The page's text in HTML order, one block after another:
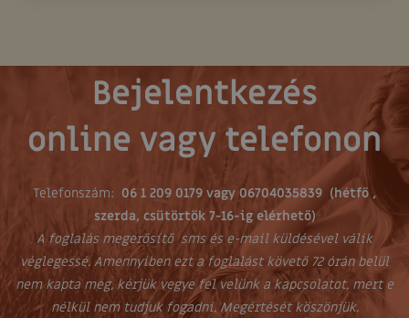
Bejelentkezés
online vagy telefonon
Telefonszám: 06 1 209 0179 vagy 06704035839 (hétfő ,
szerda, csütörtök 7-16-ig elérhető)
A foglalás megerősítő sms és e-mail küldésével válik
véglegessé. Amennyiben ezt a foglalást követő 72 órán belül
nem kapta meg, kérjük vegye fel velünk a kapcsolatot, mert e
nélkül nem tudjuk fogadni. Megértését köszönjük.